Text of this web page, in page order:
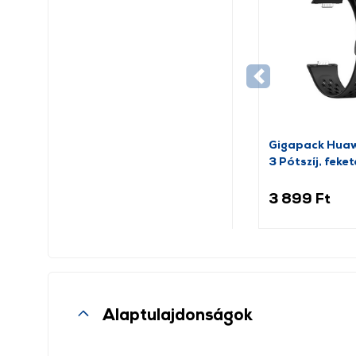
Gigapack
3 Pótszíj,
3 899 Ft
Alaptulajdonságok